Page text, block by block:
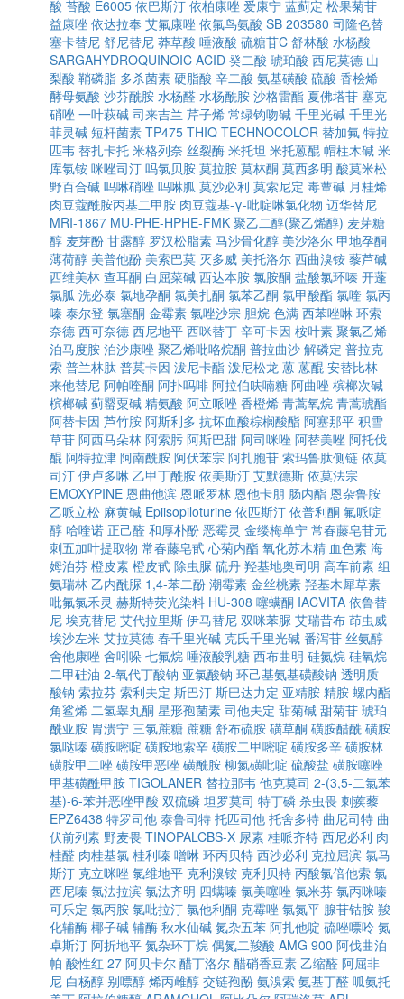
酸 苔酸 E6005 依巴斯汀 依柏康唑 爱康宁 蓝蓟定 松果菊苷
益康唑 依达拉奉 艾氟康唑 依氟鸟氨酸 SB 203580 司隆色替
塞卡替尼 舒尼替尼 莽草酸 唾液酸 硫糖苷C 舒林酸 水杨酸
SARGAHYDROQUINOIC ACID 癸二酸 琥珀酸 西尼莫德 山
梨酸 鞘磷脂 多杀菌素 硬脂酸 辛二酸 氨基磺酸 硫酸 香桧烯
酵母氨酸 沙芬酰胺 水杨醛 水杨酰胺 沙格雷酯 夏佛塔苷 塞克
硝唑 一叶萩碱 司来吉兰 芹子烯 常绿钩吻碱 千里光碱 千里光
菲灵碱 短杆菌素 TP475 THIQ TECHNOCOLOR 替加氟 特拉
匹韦 替扎卡托 米格列奈 丝裂酶 米托坦 米托蒽醌 帽柱木碱 米
库氯铵 咪唑司汀 吗氯贝胺 莫拉胺 莫林酮 莫西多明 酸莫米松
野百合碱 吗啉硝唑 吗啉胍 莫沙必利 莫索尼定 毒蕈碱 月桂烯
肉豆蔻酰胺丙基二甲胺 肉豆蔻基-γ-吡啶啉氯化物 迈华替尼
MRI-1867 MU-PHE-HPHE-FMK 聚乙二醇(聚乙烯醇) 麦芽糖
醇 麦芽酚 甘露醇 罗汉松脂素 马沙骨化醇 美沙洛尔 甲地孕酮
薄荷醇 美普他酚 美索巴莫 灭多威 美托洛尔 西曲溴铵 藜芦碱
西维美林 查耳酮 白屈菜碱 西达本胺 氯胺酮 盐酸氯环嗪 开蓬
氯胍 洗必泰 氯地孕酮 氯美扎酮 氯苯乙酮 氯甲酸酯 氯喹 氯丙
嗪 泰尔登 氯塞酮 金霉素 氯唑沙宗 胆烷 色满 西苯唑啉 环索
奈德 西可奈德 西尼地平 西咪替丁 辛可卡因 桉叶素 聚氯乙烯
泊马度胺 泊沙康唑 聚乙烯吡咯烷酮 普拉曲沙 解磷定 普拉克
索 普兰林肽 普莫卡因 泼尼卡酯 泼尼松龙 蒽 蒽醌 安替比林
来他替尼 阿帕喹酮 阿扑吗啡 阿拉伯呋喃糖 阿曲唑 槟榔次碱
槟榔碱 蓟罂粟碱 精氨酸 阿立哌唑 香橙烯 青蒿氧烷 青蒿琥酯
阿替卡因 芦竹胺 阿斯利多 抗坏血酸棕榈酸酯 阿塞那平 积雪
草苷 阿西马朵林 阿索肟 阿斯巴甜 阿司咪唑 阿替美唑 阿托伐
醌 阿特拉津 阿南酰胺 阿伏苯宗 阿扎胞苷 索玛鲁肽侧链 依莫
司汀 伊卢多啉 乙甲丁酰胺 依美斯汀 艾默德斯 依莫法宗
EMOXYPINE 恩曲他滨 恩哌罗林 恩他卡朋 肠内酯 恩杂鲁胺
乙哌立松 麻黄碱 Epiisopiloturine 依匹斯汀 依普利酮 氟哌啶
醇 哈喹诺 正己醛 和厚朴酚 恶霉灵 金缕梅单宁 常春藤皂苷元
刺五加叶提取物 常春藤皂甙 心菊内酯 氧化苏木精 血色素 海
姆泊芬 橙皮素 橙皮甙 除虫脲 硫丹 羟基地奥司明 高车前素 组
氨瑞林 乙内酰脲 1,4-苯二酚 潮霉素 金丝桃素 羟基木犀草素
吡氟氯禾灵 赫斯特荧光染料 HU-308 噻螨酮 IACVITA 依鲁替
尼 埃克替尼 艾代拉里斯 伊马替尼 双咪苯脲 艾瑞昔布 茚虫威
埃沙左米 艾拉莫德 春千里光碱 克氏千里光碱 番泻苷 丝氨醇
舍他康唑 舍吲哚 七氟烷 唾液酸乳糖 西布曲明 硅氮烷 硅氧烷
二甲硅油 2-氧代丁酸钠 亚氯酸钠 环己基氨基磺酸钠 透明质
酸钠 索拉芬 索利夫定 斯巴汀 斯巴达力定 亚精胺 精胺 螺内酯
角鲨烯 二氢睾丸酮 星形孢菌素 司他夫定 甜菊碱 甜菊苷 琥珀
酰亚胺 胃溃宁 三氯蔗糖 蔗糖 舒布硫胺 磺草酮 磺胺醋酰 磺胺
氯哒嗪 磺胺嘧啶 磺胺地索辛 磺胺二甲嘧啶 磺胺多辛 磺胺林
磺胺甲二唑 磺胺甲恶唑 磺酰胺 柳氮磺吡啶 硫酸盐 磺胺噻唑
甲基磺酰甲胺 TIGOLANER 替拉那韦 他克莫司 2-(3,5-二氯苯
基)-6-苯并恶唑甲酸 双硫磷 坦罗莫司 特丁磷 杀虫畏 刺蒺藜
EPZ6438 特罗司他 泰鲁司特 托匹司他 托舍多特 曲尼司特 曲
伏前列素 野麦畏 TINOPALCBS-X 尿素 桂哌齐特 西尼必利 肉
桂醛 肉桂基氯 桂利嗪 噌啉 环丙贝特 西沙必利 克拉屈滨 氯马
斯汀 克立咪唑 氯维地平 克利溴铵 克利贝特 丙酸氯倍他索 氯
西尼嗪 氯法拉滨 氯法齐明 四螨嗪 氯美噻唑 氯米芬 氯丙咪嗪
可乐定 氯丙胺 氯吡拉汀 氯他利酮 克霉唑 氯氮平 腺苷钴胺 羧
化辅酶 椰子碱 辅酶 秋水仙碱 氮杂五苯 阿扎他啶 硫唑嘌呤 氮
卓斯汀 阿折地平 氮杂环丁烷 偶氮二羧酸 AMG 900 阿伐曲泊
帕 酸性红 27 阿贝卡尔 醋丁洛尔 醋硝香豆素 乙缩醛 阿屈非
尼 白杨醇 别嘌醇 烯丙雌醇 交链孢酚 氨溴索 氨基丁醛 呱氨托